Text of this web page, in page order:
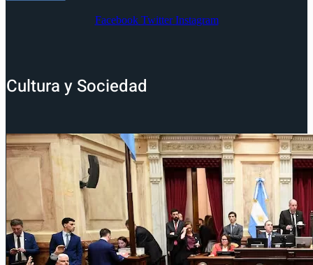
Facebook Twitter Instagram
Cultura y Sociedad